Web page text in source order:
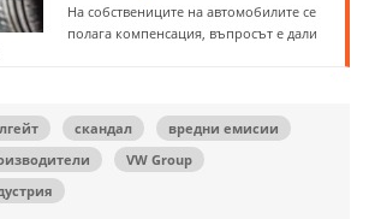
На собствениците на автомобилите се
полага компенсация, въпросът е дали
скандал
вредни емисии
VW Group